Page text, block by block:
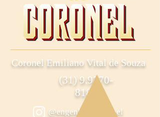
Coronel Emiliano Vital de Souza
(31) 9.9770-
8181
@engenhodocoronel